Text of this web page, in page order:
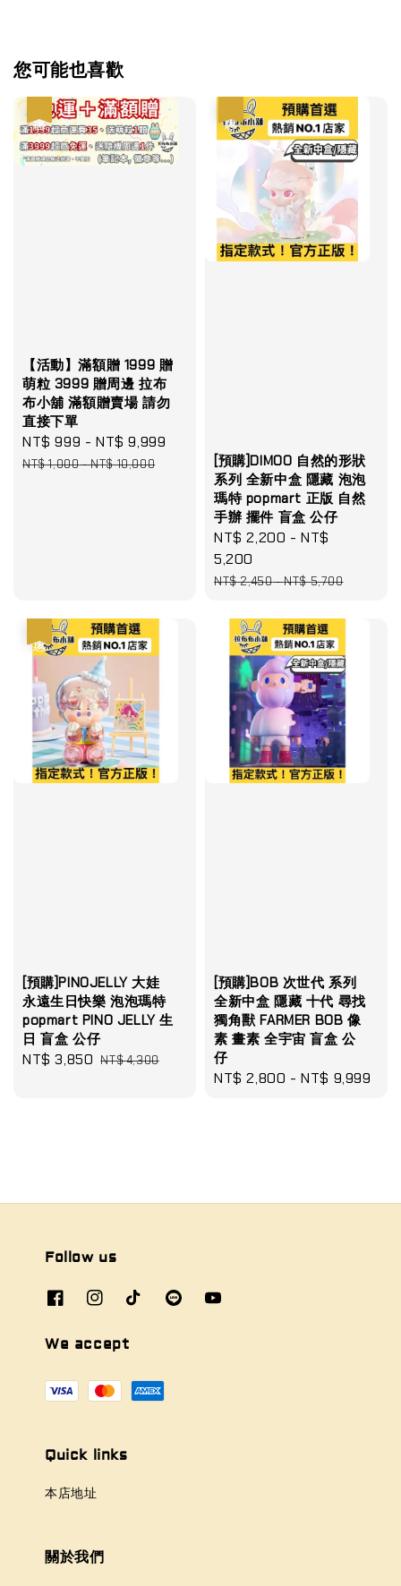
您可能也喜歡
【活動】滿額贈 1999 贈
萌粒 3999 贈周邊 拉布
布小舖 滿額贈賣場 請勿
直接下單
Sale
price
NT$ 999 -NT$ 9,999
NT$ 1,000-NT$ 10,000
[預購]DIMOO 自然的形狀
系列 全新中盒 隱藏 泡泡
瑪特 popmart 正版 自然
手辦 擺件 盲盒 公仔
Sale
price
NT$ 2,200 -NT$
5,200
Regular
NT$ 2,450-NT$ 5,700
[預購]PINOJELLY 大娃
永遠生日快樂 泡泡瑪特
popmart PINO JELLY 生
日 盲盒 公仔
Sale
NT$ 3,850 Regular
NT$ 4,300
[預購]BOB 次世代 系列
全新中盒 隱藏 十代 尋找
獨角獸 FARMER BOB 像
素 畫素 全宇宙 盲盒 公
仔
Regular
NT$ 2,800 -NT$ 9,999
Follow us
We accept
Quick links
本店地址
關於我們